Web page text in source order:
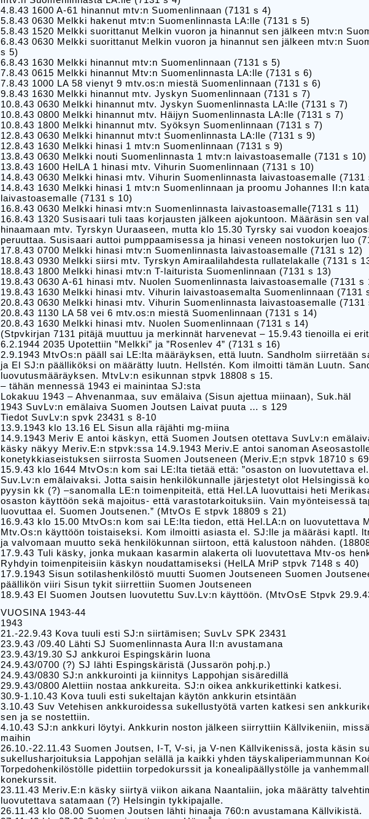
4.8.43 1600 A-61 hinannut mtv:n Suomenlinnaan (7131 s 4)
5.8.43 0630 Melkki hakenut mtv:n Suomenlinnasta LA:lle (7131 s 5)
5.8.43 1520 Melkki suorittanut Melkin vuoron ja hinannut sen jälkeen mtv:n
6.8.43 0630 Melkki suorittanut Melkin vuoron ja hinannut sen jälkeen mtv:n
s 5)
6.8.43 1630 Melkki hinannut mtv:n Suomenlinnaan (7131 s 5)
7.8.43 0615 Melkki hinannut Mtv:n Suomenlinnasta LA:lle (7131 s 6)
7.8.43 1000 LA 58 vienyt 9 mtv.os:n miestä Suomenlinnaan (7131 s 6)
9.8.43 1630 Melkki hinannut mtv. Jyskyn Suomenlinnaan (7131 s 7)
10.8.43 0630 Melkki hinannut mtv. Jyskyn Suomenlinnasta LA:lle (7131 s 7)
10.8.43 0800 Melkki hinannut mtv. Häijyn Suomenlinnasta LA:lle (7131 s 7)
10.8.43 1800 Melkki hinannut mtv. Syöksyn Suomenlinnaan (7131 s 7)
12.8.43 0630 Melkki hinannut mtv:t Suomenlinnasta LA:lle (7131 s 9)
12.8.43 1630 Melkki hinasi 1 mtv:n Suomenlinnaan (7131 s 9)
13.8.43 0630 Melkki nouti Suomenlinnasta 1 mtv:n laivastoasemalle (7131 s 10)
13.8.43 1600 HelLA 1 hinasi mtv. Vihurin Suomenlinnaan (7131 s 10)
14.8.43 0630 Melkki hinasi mtv. Vihurin Suomenlinnasta laivastoasemalle (7131
14.8.43 1630 Melkki hinasi 1 mtv:n Suomenlinnaan ja proomu Johannes II:n
laivastoasemalle (7131 s 10)
16.8.43 0630 Melkki hinasi mtv:n Suomenlinnasta laivastoasemalle(7131 s 11)
16.8.43 1320 Susisaari tuli taas korjausten jälkeen ajokuntoon. Määräsin sen
hinaamaan mtv. Tyrskyn Uuraaseen, mutta klo 15.30 Tyrsky sai vuodon
peruuttaa. Susisaari auttoi pumppaamisessa ja hinasi veneen nostokurjen luo
17.8.43 0700 Melkki hinasi mtv:n Suomenlinnasta laivastoasemalle (7131 s 12)
18.8.43 0930 Melkki siirsi mtv. Tyrskyn Amiraalilahdesta rullatelakalle (7131 s
18.8.43 1800 Melkki hinasi mtv:n T-laiturista Suomenlinnaan (7131 s 13)
19.8.43 0630 A-61 hinasi mtv. Nuolen Suomenlinnasta laivastoasemalle (7131 s
19.8.43 1630 Melkki hinasi mtv. Vihurin laivastoasemalta Suomenlinnaan (7131
20.8.43 0630 Melkki hinasi mtv. Vihurin Suomenlinnasta laivastoasemalle (7131
20.8.43 1130 LA 58 vei 6 mtv.os:n miestä Suomenlinnaan (7131 s 14)
20.8.43 1630 Melkki hinasi mtv. Nuolen Suomenlinnaan (7131 s 14)
(Stpvkirjan 7131 pitäjä muuttuu ja merkinnät harvenevat – 15.9.43 tienoilla ei
6.2.1944 2035 Upotettiin ”Melkki” ja ”Rosenlev 4” (7131 s 16)
2.9.1943 MtvOs:n pääll sai LE:lta määräyksen, että luutn. Sandholm siirretään
ja El SJ:n päälliköksi on määrätty luutn. Hellstén. Kom ilmoitti tämän Luutn.
luovutusmääräyksen. MtvLv:n esikunnan stpvk 18808 s 15.
– tähän mennessä 1943 ei mainintaa SJ:sta
Lokakuu 1943 – Ahvenanmaa, suv emälaiva (Sisun ajettua miinaan), Suk.häl
1943 SuvLv:n emälaiva Suomen Joutsen Laivat puuta … s 129
Tiedot SuvLv:n spvk 23431 s 8-10
13.9.1943 klo 13.16 EL Sisun alla räjähti mg-miina
14.9.1943 Meriv E antoi käskyn, että Suomen Joutsen otettava SuvLv:n
käsky näkyy Meriv.E:n stpvk:ssa 14.9.1943 Meriv.E antoi sanoman
konetykkiaseistuksen siirrosta Suomen Joutseneen (Meriv.E;n stpvk 18710 s
15.9.43 klo 1644 MtvOs:n kom sai LE:lta tietää että: ”osaston on luovutettava
Suv.Lv:n emälaivaksi. Jotta saisin henkilökunnalle järjestetyt olot Helsingissä
pyysin kk (?) –sanomalla LE:n toimenpiteitä, että Hel.LA luovuttaisi heti
osaston käyttöön sekä majoitus- että varastotarkoituksiin. Vain myönteisessä
luovuttaa el. Suomen Joutsenen.” (MtvOs E stpvk 18809 s 21)
16.9.43 klo 15.00 MtvOs:n kom sai LE:lta tiedon, että Hel.LA:n on luovutettava
Mtv.Os:n käyttöön toistaiseksi. Kom ilmoitti asiasta el. SJ:lle ja määräsi kaptl.
ja valvomaan muutto sekä henkilökunnan siirtoon, että kalustoon nähden.
17.9.43 Tuli käsky, jonka mukaan kasarmin alakerta oli luovutettava Mtv-os
Ryhdyin toimenpiteisiin käskyn noudattamiseksi (HelLA MriP stpvk 7148 s 40)
17.9.1943 Sisun sotilashenkilöstö muutti Suomen Joutseneen Suomen
päällikön viiri Sisun tykit siirrettiin Suomen Joutseneen
18.9.43 El Suomen Joutsen luovutettu Suv.Lv:n käyttöön. (MtvOsE Stpvk
VUOSINA 1943-44
1943
21.-22.9.43 Kova tuuli esti SJ:n siirtämisen; SuvLv SPK 23431
23.9.43 /09.40 Lähti SJ Suomenlinnasta Aura II:n avustamana
23.9.43/19.30 SJ ankkuroi Espingskärin luona
24.9.43/0700 (?) SJ lähti Espingskäristä (Jussarön pohj.p.)
24.9.43/0830 SJ:n ankkurointi ja kiinnitys Lappohjan sisäredillä
29.9.43/0800 Alettiin nostaa ankkureita. SJ:n oikea ankkurikettinki katkesi.
30.9-1.10.43 Kova tuuli esti sukeltajan käytön ankkurin etsintään
3.10.43 Suv Vetehisen ankkuroidessa sukellustyötä varten katkesi sen
sen ja se nostettiin.
4.10.43 SJ:n ankkuri löytyi. Ankkurin noston jälkeen siirryttiin Källvikeniin,
maihin
26.10.-22.11.43 Suomen Joutsen, I-T, V-si, ja V-nen Källvikenissä, josta käsin
sukellusharjoituksia Lappohjan selällä ja kaikki yhden täyskaliperiammunnan
Torpedohenkilöstölle pidettiin torpedokurssit ja konealipäällystölle ja
konekurssit.
23.11.43 Meriv.E:n käsky siirtyä viikon aikana Naantaliin, joka määrätty
luovutettava satamaan (?) Helsingin tykkipajalle.
26.11.43 klo 08.00 Suomen Joutsen lähti hinaaja 760:n avustamana Källvikistä.